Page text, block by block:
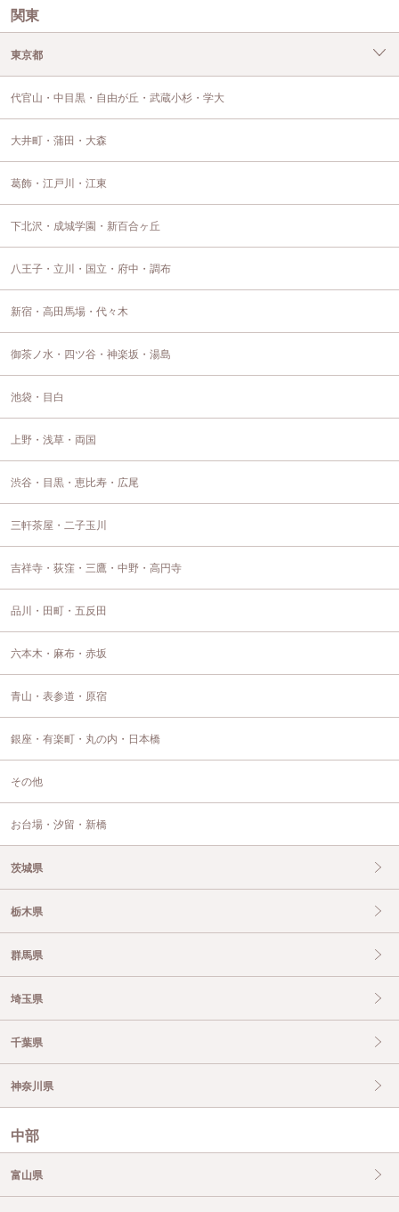
関東
東京都
代官山・中目黒・自由が丘・武蔵小杉・学大
大井町・蒲田・大森
葛飾・江戸川・江東
下北沢・成城学園・新百合ヶ丘
八王子・立川・国立・府中・調布
新宿・高田馬場・代々木
御茶ノ水・四ツ谷・神楽坂・湯島
池袋・目白
上野・浅草・両国
渋谷・目黒・恵比寿・広尾
三軒茶屋・二子玉川
吉祥寺・荻窪・三鷹・中野・高円寺
品川・田町・五反田
六本木・麻布・赤坂
青山・表参道・原宿
銀座・有楽町・丸の内・日本橋
その他
お台場・汐留・新橋
茨城県
栃木県
群馬県
埼玉県
千葉県
神奈川県
中部
富山県